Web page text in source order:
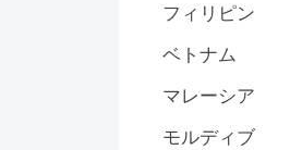
フィリピン
ベトナム
マレーシア
モルディブ